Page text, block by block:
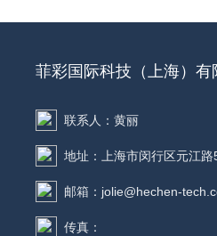
菲彩国际科技（上海）有
联系人：黄丽
地址：上海市闵行区元江
邮箱：jolie@hechen-
传真：